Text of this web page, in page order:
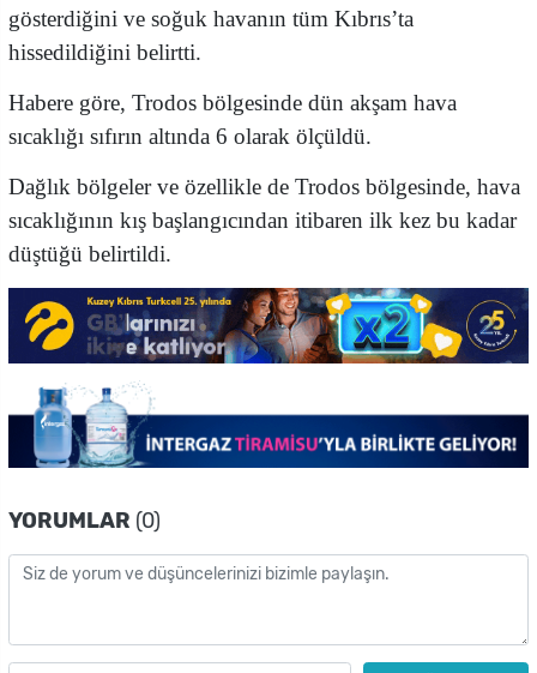
gösterdiğini ve soğuk havanın tüm Kıbrıs’ta
hissedildiğini belirtti.
Habere göre, Trodos bölgesinde dün akşam hava
sıcaklığı sıfırın altında 6 olarak ölçüldü.
Dağlık bölgeler ve özellikle de Trodos bölgesinde, hava
sıcaklığının kış başlangıcından itibaren ilk kez bu kadar
düştüğü belirtildi.
YORUMLAR (0)